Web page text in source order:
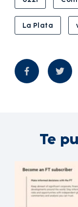
La Plata
Te